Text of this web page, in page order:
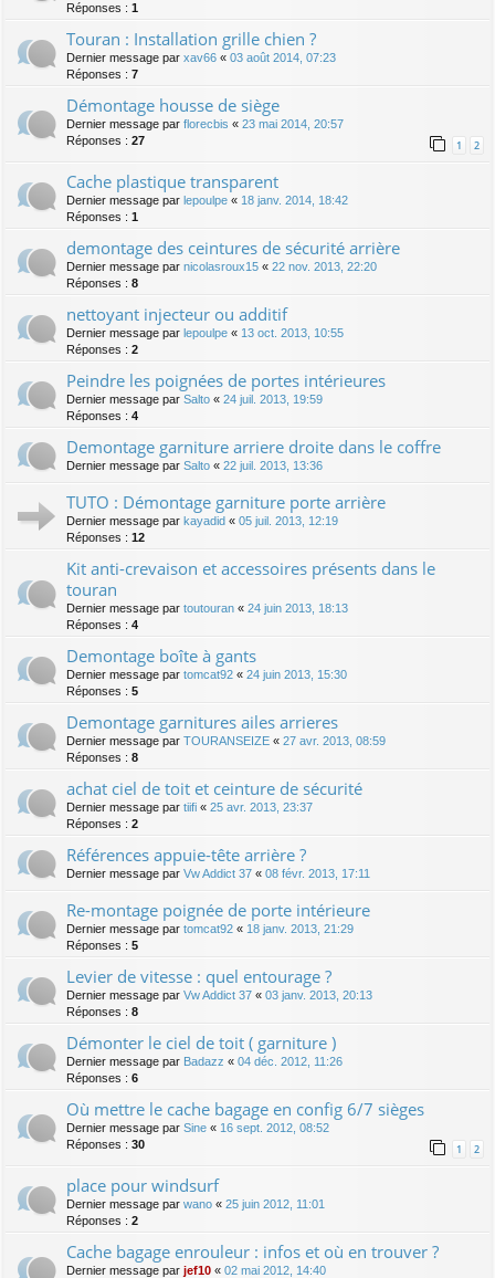
Réponses : 1
Touran : Installation grille chien ?
Dernier message par xav66 « 03 août 2014, 07:23
Réponses : 7
Démontage housse de siège
Dernier message par florecbis « 23 mai 2014, 20:57
Réponses : 27 1 2
Cache plastique transparent
Dernier message par lepoulpe « 18 janv. 2014, 18:42
Réponses : 1
demontage des ceintures de sécurité arrière
Dernier message par nicolasroux15 « 22 nov. 2013, 22:20
Réponses : 8
nettoyant injecteur ou additif
Dernier message par lepoulpe « 13 oct. 2013, 10:55
Réponses : 2
Peindre les poignées de portes intérieures
Dernier message par Salto « 24 juil. 2013, 19:59
Réponses : 4
Demontage garniture arriere droite dans le coffre
Dernier message par Salto « 22 juil. 2013, 13:36
TUTO : Démontage garniture porte arrière
Dernier message par kayadid « 05 juil. 2013, 12:19
Réponses : 12
Kit anti-crevaison et accessoires présents dans le
touran
Dernier message par toutouran « 24 juin 2013, 18:13
Réponses : 4
Demontage boîte à gants
Dernier message par tomcat92 « 24 juin 2013, 15:30
Réponses : 5
Demontage garnitures ailes arrieres
Dernier message par TOURANSEIZE « 27 avr. 2013, 08:59
Réponses : 8
achat ciel de toit et ceinture de sécurité
Dernier message par tiifi « 25 avr. 2013, 23:37
Réponses : 2
Références appuie-tête arrière ?
Dernier message par Vw Addict 37 « 08 févr. 2013, 17:11
Re-montage poignée de porte intérieure
Dernier message par tomcat92 « 18 janv. 2013, 21:29
Réponses : 5
Levier de vitesse : quel entourage ?
Dernier message par Vw Addict 37 « 03 janv. 2013, 20:13
Réponses : 8
Démonter le ciel de toit ( garniture )
Dernier message par Badazz « 04 déc. 2012, 11:26
Réponses : 6
Où mettre le cache bagage en config 6/7 sièges
Dernier message par Sine « 16 sept. 2012, 08:52
Réponses : 30 1 2
place pour windsurf
Dernier message par wano « 25 juin 2012, 11:01
Réponses : 2
Cache bagage enrouleur : infos et où en trouver ?
Dernier message par jef10 « 02 mai 2012, 14:40